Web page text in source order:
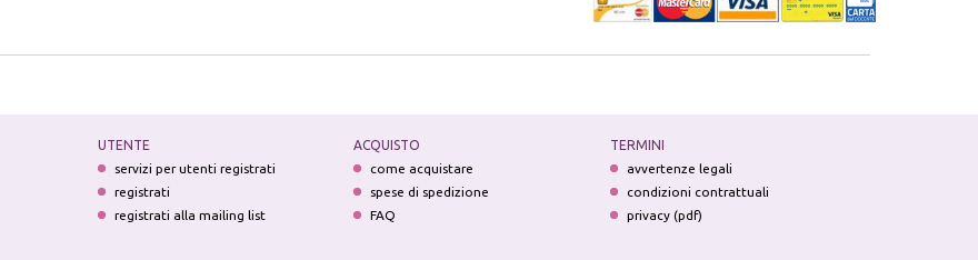
UTENTE
servizi per utenti registrati
registrati
registrati alla mailing list
ACQUISTO
come acquistare
spese di spedizione
FAQ
TERMINI
avvertenze legali
condizioni contrattuali
privacy (pdf)